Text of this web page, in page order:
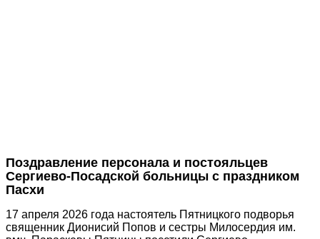
Поздравление персонала и постояльцев
Сергиево-Посадской больницы с праздником
Пасхи
17 апреля 2026 года настоятель Пятницкого подворья
священник Дионисий Попов и сестры Милосердия им.